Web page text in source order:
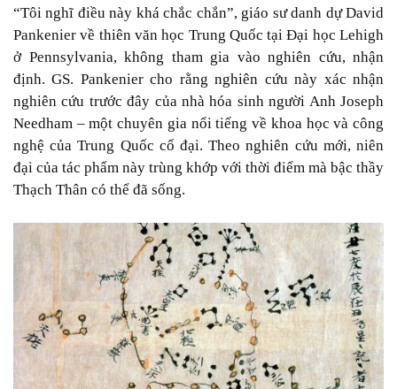
“Tôi nghĩ điều này khá chắc chắn”, giáo sư danh dự David
Pankenier về thiên văn học Trung Quốc tại Đại học Lehigh
ở Pennsylvania, không tham gia vào nghiên cứu, nhận
định. GS. Pankenier cho rằng nghiên cứu này xác nhận
nghiên cứu trước đây của nhà hóa sinh người Anh Joseph
Needham – một chuyên gia nổi tiếng về khoa học và công
nghệ của Trung Quốc cổ đại. Theo nghiên cứu mới, niên
đại của tác phẩm này trùng khớp với thời điểm mà bậc thầy
Thạch Thân có thể đã sống.